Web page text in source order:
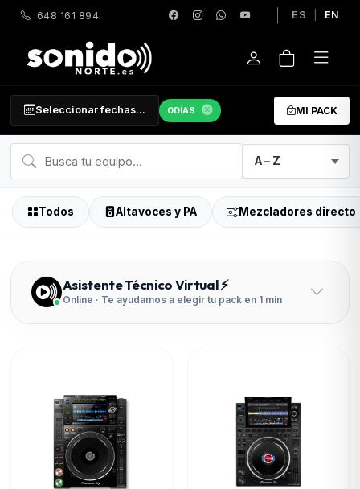
648 161 894 ES EN
Seleccionar fechas... 0DÍAS MI PACK
Todos Altavoces y PA Mezcladores directo
Asistente Técnico Virtual ⚡
Online · Te ayudamos a elegir tu pack en 1 min